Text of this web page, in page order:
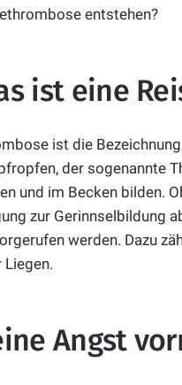
entstehen?
ist eine
ist die
der sogenannte
und im Becken bilden.
zur Gerinnselbildung
werden. Dazu
Liegen.
Angst